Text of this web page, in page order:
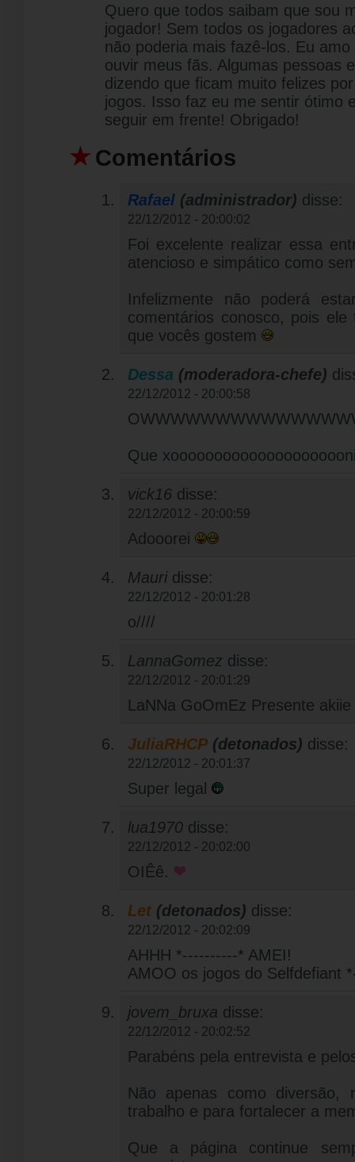
Quero que todos saibam que sou
jogador! Sem todos os jogadores
não poderia mais fazê-los. Eu
ouvir meus fãs. Algumas pessoas
dizendo que ficam muito felizes
jogos. Isso faz eu me sentir ótimo
seguir em frente! Obrigado!
Comentários
Rafael (administrador) disse:
22/12/2012 - 20:00:02
Foi excelente realizar essa
atencioso e simpático como
Infelizmente não poderá
comentários conosco, pois
que vocês gostem
Dessa (moderadora-chefe)
22/12/2012 - 20:00:58
Que
vick16 disse:
22/12/2012 - 20:00:59
Adooorei
Mauri disse:
22/12/2012 - 20:01:28
o////
LannaGomez disse:
22/12/2012 - 20:01:29
LaNNa GoOmEz Presente
JuliaRHCP (detonados) disse:
22/12/2012 - 20:01:37
Super legal
lua1970 disse:
22/12/2012 - 20:02:00
OIÊê.
Let (detonados) disse:
22/12/2012 - 20:02:09
AHHH *----------* AMEI!
AMOO os jogos do Selfdefiant
jovem_bruxa disse:
22/12/2012 - 20:02:52
Parabéns pela entrevista e
Não apenas como
trabalho e para fortalecer a
Que a página continue